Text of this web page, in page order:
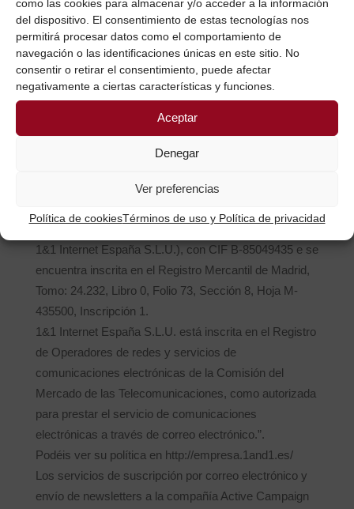
como las cookies para almacenar y/o acceder a la información
del dispositivo. El consentimiento de estas tecnologías nos
permitirá procesar datos como el comportamiento de
navegación o las identificaciones únicas en este sitio. No
consentir o retirar el consentimiento, puede afectar
negativamente a ciertas características y funciones.
Aceptar
Denegar
Ver preferencias
Política de cookiesTérminos de uso y Política de privacidad
será publicada al menos diez días antes de su efectiva
aplicación. El uso de Mmarellano después de dichos
cambios, implicará la aceptación de los mismos.
RESPONSABLE DEL FICHERO, Y ENCARGADOS
El responsable del fichero de datos es Mmarellano.
mercantil 1&1 Internet España S.L.U., (en adelante,
1&1 Internet España S.L.U.), con CIF B-85049435 e se
encuentra inscrita en el Registro Mercantil de Madrid,
Tomo: 24.232, Libro 0, Folio 73, Sección 8, Hoja M-
435500, Inscripción 1.
1&1 Internet España S.L.U. está inscrita en el Registro
de Operadores de redes y servicios de
comunicaciones electrónicas de la Comisión del
Mercado de las Telecomunicaciones, como autorizada
para prestar el servicio de comunicaciones
electrónicas a través de correo electrónico.”.
Podéis ver su política en http://empresa.1and1.es/
Los servicios de suscripción por correo electrónico y
envío de newsletters a la compañía Active Campaign